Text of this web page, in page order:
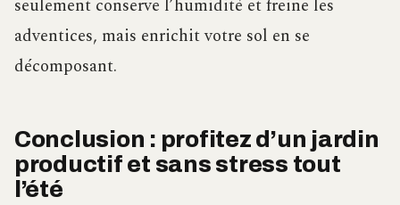
seulement conserve l’humidité et freine les
adventices, mais enrichit votre sol en se
décomposant.
Conclusion : profitez d’un jardin
productif et sans stress tout
l’été